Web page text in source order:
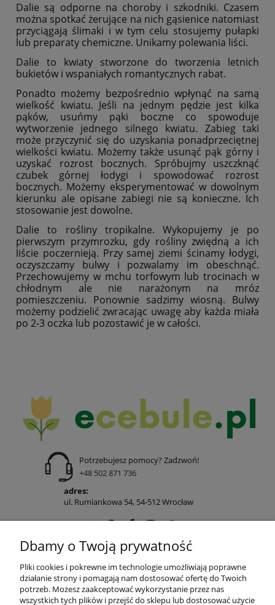
Dalie są odporne na choroby i szkodniki. Czasem
można spotkać żerujące na nich gąsienice natomiast
przyciągają ślimaki i w tym celu stosujemy pułapki
lub preparaty chemiczne. Unikamy polewania liści.
Dalie to kwiaty stworzone do tworzenia letnich
bukietów i wspaniałych romantycznych rabat.
Ponadto możemy bezpośrednio wpłynąć na samą
wielkość kwiatu. Jeśli na jednym pędzie jest kilka
pąków, usuńmy pąki boczne co spowoduje
wytworzenie jednego silnego kwiatu. Zabieg taki
może przyczynić się do uzyskania ponadprzeciętnej
wielkości kwiatu. Możemy także usunąć pąk górny i
uzyskać rozrost bocznych. Spróbujmy uszczknąć
czubek górnej łodygi i spowodować rozrost
bocznych. Możemy eksperymentować w dowolnym
kierunku ale opisane zabiegi nie są konieczne. Ich
stosowanie jest dowolne.
Dalie to rośliny tropikalne. Wykopujemy je po
pierwszym przymrozku, gdy rośliny zwiędną a ich
liście poczernieją. Przy samej ziemi ścinamy łodygi,
oczyszczamy bulwy i pozwalamy im obeschnąć.
Przechowujemy w mchu torfowym lub trocinach w
chłodnym ale nie narażonym na mróz
pomieszczeniu. Ponownie sadzimy wiosną. Bulwy
możemy podzielić zwracając uwagę aby każda miała
po 2-3 oczka lub pozostawić je w całości.
Potrzebujesz pomocy? Zadzwoń!
+48 502 871 736
adres:
ul. Rumiankowa 54, 54-512 Wrocław
POMOC
Dbamy o Twoją prywatność
Pliki cookies i pokrewne im technologie umożliwiają poprawne
działanie strony i pomagają nam dostosować ofertę do Twoich
potrzeb. Możesz zaakceptować wykorzystanie przez nas
wszystkich tych plików i przejść do sklepu lub dostosować użycie